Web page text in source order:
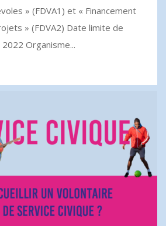
» (FDVA1) et « Financement
» (FDVA2) Date limite de
Organisme...